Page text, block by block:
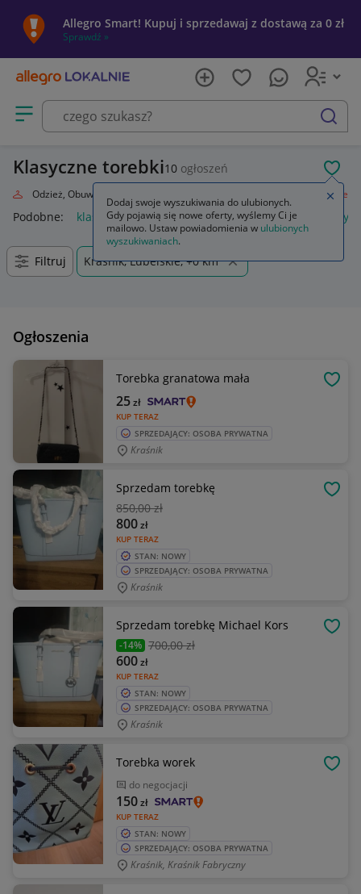
Allegro Smart! Kupuj i sprzedawaj z dostawą za 0 zł
Sprawdź »
Otwórz menu z kategoriami
szukaj
Klasyczne torebki10 ogłoszeń
Odzież, Obuwie, Dodatki Klasyczne
Podobne: klasyczne struny do gitary klasycznej lalki
Filtruj Kraśnik, Lubelskie, +0 km
Ogłoszenia
Torebka granatowa mała
KUP TERAZ
25zł
SPRZEDAJĄCY: OSOBA PRYWATNA
Kraśnik
Sprzedam torebkę
850,00 zł
KUP TERAZ
800zł
STAN: NOWY
SPRZEDAJĄCY: OSOBA PRYWATNA
Kraśnik
Sprzedam torebkę Michael Kors
-14% 700,00 zł
KUP TERAZ
600zł
STAN: NOWY
SPRZEDAJĄCY: OSOBA PRYWATNA
Kraśnik
Torebka worek
do negocjacji
KUP TERAZ
150zł
STAN: NOWY
SPRZEDAJĄCY: OSOBA PRYWATNA
Kraśnik, Kraśnik Fabryczny
Dodaj swoje wyszukiwania do ulubionych.
Gdy pojawią się nowe oferty, wyślemy Ci je
mailowo. Ustaw powiadomienia w ulubionych
wyszukiwaniach.